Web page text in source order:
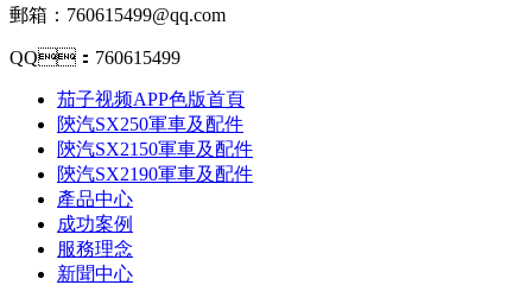
郵箱：760615499@qq.com
QQ：760615499
茄子视频APP色版首頁
陝汽SX250軍車及配件
陝汽SX2150軍車及配件
陝汽SX2190軍車及配件
產品中心
成功案例
服務理念
新聞中心